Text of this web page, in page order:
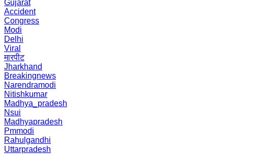
Gujarat
Accident
Congress
Modi
Delhi
Viral
मारपीट
Jharkhand
Breakingnews
Narendramodi
Nitishkumar
Madhya_pradesh
Nsui
Madhyapradesh
Pmmodi
Rahulgandhi
Uttarpradesh